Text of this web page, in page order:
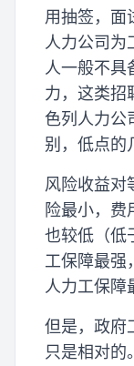
用抽签，面
人力公司为
人一般不具
力，这类招
色列人力公
别，低点的
风险收益对
险最小，费
也较低（低
工保障最强
人力工保障
但是，政府
只是相对的